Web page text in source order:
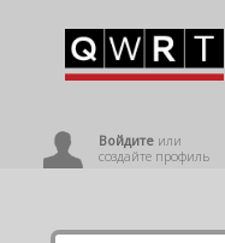
Войдитеили
создайте профиль